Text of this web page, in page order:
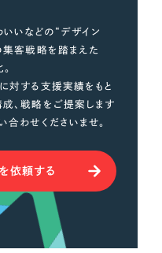
いいなどの“デザイン
集客戦略を踏まえた
する支援実績をもと
成、戦略をご提案します
合わせくださいませ。
依頼する